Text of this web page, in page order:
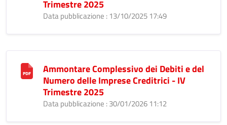
Trimestre 2025
Data pubblicazione : 13/10/2025 17:49
Ammontare Complessivo dei Debiti e del
Numero delle Imprese Creditrici - IV
Trimestre 2025
Data pubblicazione : 30/01/2026 11:12